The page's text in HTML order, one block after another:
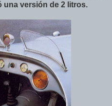
una versión de 2 litros.